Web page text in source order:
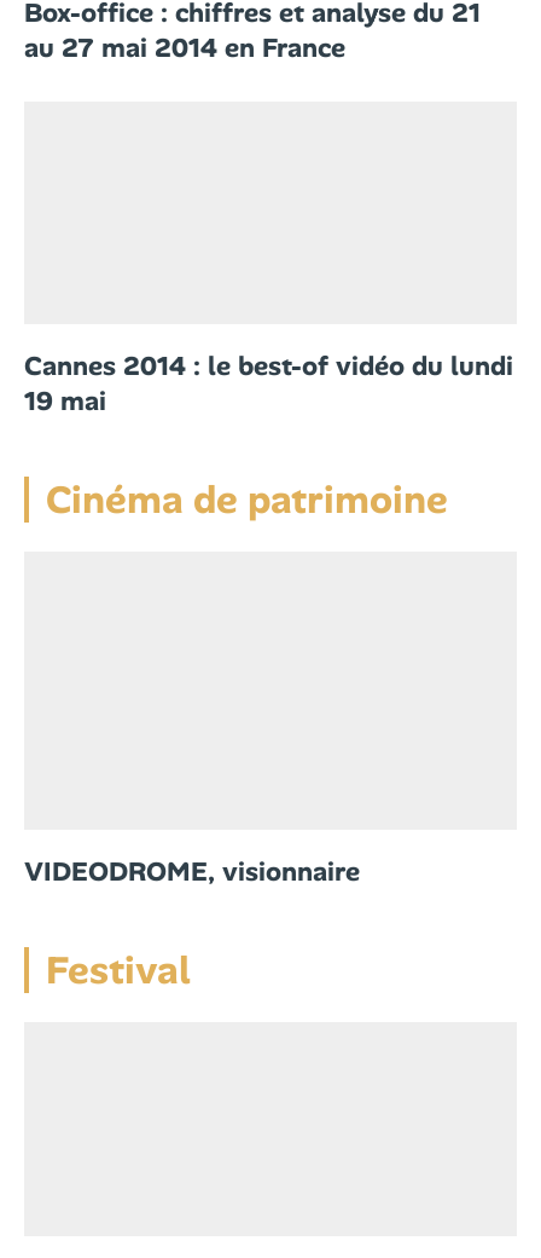
Box-office : chiffres et analyse du 21
au 27 mai 2014 en France
Cannes 2014 : le best-of vidéo du lundi
19 mai
Cinéma de patrimoine
VIDEODROME, visionnaire
Festival